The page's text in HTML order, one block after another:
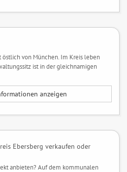
östlich von München. Im Kreis leben
ist in der gleichnamigen
anzeigen
Ebersberg verkaufen oder
anbieten? Auf dem kommunalen